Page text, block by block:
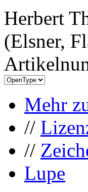
Herbert
(Elsner,
Mehr
//
//
Lupe